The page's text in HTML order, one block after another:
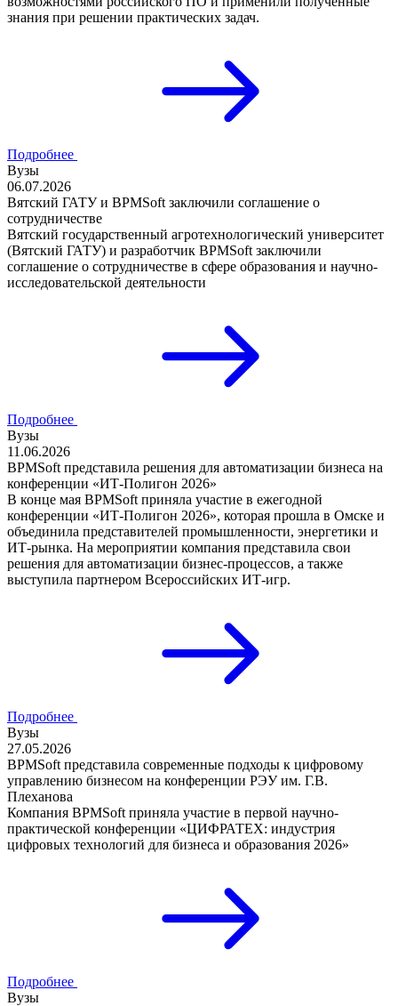
знания при решении практических задач.
Подробнее
Вузы
06.07.2026
Вятский ГАТУ и BPMSoft заключили соглашение о
сотрудничестве
Вятский государственный агротехнологический университет
(Вятский ГАТУ) и разработчик BPMSoft заключили
соглашение о сотрудничестве в сфере образования и научно-
исследовательской деятельности
Подробнее
Вузы
11.06.2026
BPMSoft представила решения для автоматизации бизнеса на
конференции «ИТ-Полигон 2026»
В конце мая BPMSoft приняла участие в ежегодной
конференции «ИТ-Полигон 2026», которая прошла в Омске и
объединила представителей промышленности, энергетики и
ИТ-рынка. На мероприятии компания представила свои
решения для автоматизации бизнес-процессов, а также
выступила партнером Всероссийских ИТ-игр.
Подробнее
Вузы
27.05.2026
BPMSoft представила современные подходы к цифровому
управлению бизнесом на конференции РЭУ им. Г.В.
Плеханова
Компания BPMSoft приняла участие в первой научно-
практической конференции «ЦИФРАТЕХ: индустрия
цифровых технологий для бизнеса и образования 2026»
Подробнее
Вузы